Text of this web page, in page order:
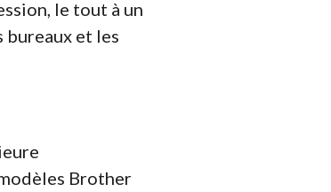
le tout à un
et les
Brother